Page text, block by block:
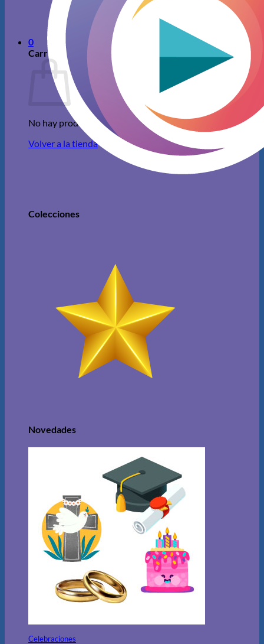
Volver a la tienda
0
Carrito
No hay productos en el carrito.
Volver a la tienda
Colecciones
Novedades
Celebraciones